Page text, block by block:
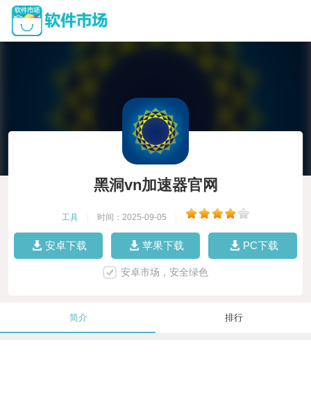
黑洞vn加速器官网
工具 时间：2025-09-05
安卓下载 苹果下载 PC下载
安卓市场，安全绿色
简介 排行